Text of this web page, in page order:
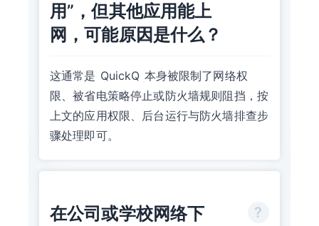
用”，但其他应用能上
网，可能原因是什么？
这通常是 QuickQ 本身被限制了网络权
限、被省电策略停止或防火墙规则阻挡，按
上文的应用权限、后台运行与防火墙排查步
骤处理即可。
在公司或学校网络下